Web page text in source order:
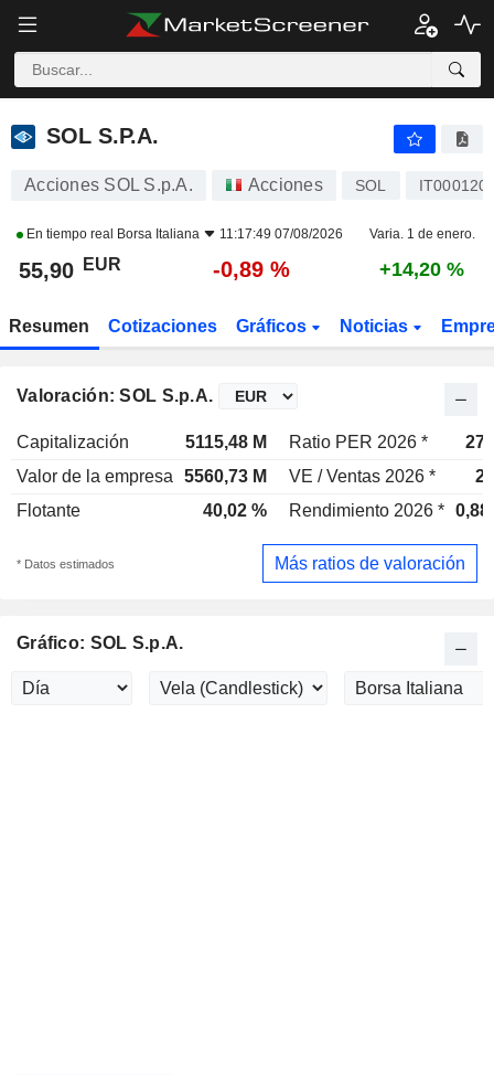
SOL S.P.A.
SOL S.P.A.
Acciones SOL S.p.A. Acciones SOL
En tiempo real Borsa Italiana 11:17:49 07/08/2026 Varia. 1 de enero.
55,90 EUR -0,89 % +14,20 %
Resumen Cotizaciones Gráficos Noticias
Valoración: SOL S.p.A.
Capitalización 5115,48 M Ratio PER 2026 *
Valor de la empresa
5560,73 M VE / Ventas 2026 *
Flotante
40,02 % Rendimiento 2026 * 0,88
* Datos estimados Más ratios de valoración
Gráfico: SOL S.p.A.